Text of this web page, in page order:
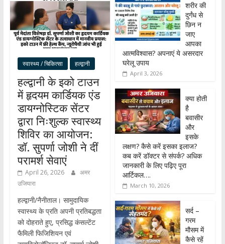
स्वास्थ्य / चिकित्सा हल्द्वानी
हल्द्वानी के इको टाउन
में हृदयम कार्डियक एंड
डायग्नोस्टिक सेंटर
द्वारा निःशुल्क स्वास्थ्य
शिविर का आयोजन:
डॉ. सुपर्णा जोशी ने दीं
परामर्श सेवाएं
April 26, 2026
अमर
उजियारा
हल्द्वानी/नैनीताल। सामुदायिक
स्वास्थ्य के प्रति अपनी प्रतिबद्धता
को दोहराते हुए, प्रसिद्ध कंसल्टेंट
फैमिली फिजिशियन एवं
शरीर की
दुर्गंध से
छिन न
जाए
आपका
आत्मविश्वास? अपनाएं ये असरदार
घरेलू उपाय
April 3, 2026
क्या होती
है
बवासीर
और
इसके
लक्षण? कैसे करें इसका इलाज?
कब करें डॉक्टर से संपर्क? अधिक
जानकारी के लिए पढ़िए पूरा
आर्टिकल….
March 10, 2026
सर्द –
गरम
मौसम में
कैसे रहें